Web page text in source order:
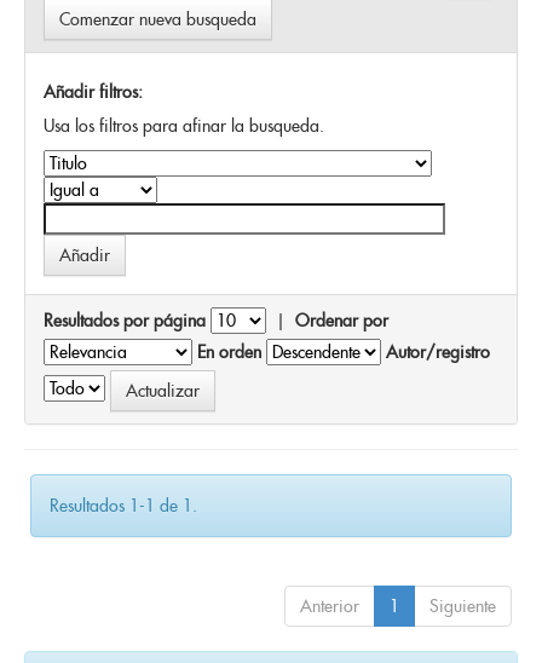
Comenzar nueva busqueda
Añadir filtros:
Usa los filtros para afinar la busqueda.
Resultados por página | Ordenar por
En orden
Autor/registro
Resultados 1-1 de 1.
Anterior 1 Siguiente